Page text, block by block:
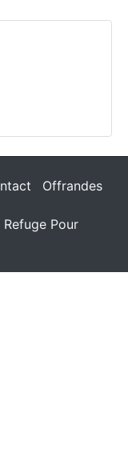
Offrandes
Pour